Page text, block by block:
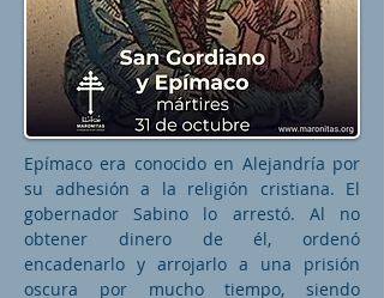
Epímaco era conocido en Alejandría por
su adhesión a la religión cristiana. El
gobernador Sabino lo arrestó. Al no
obtener dinero de él, ordenó
encadenarlo y arrojarlo a una prisión
oscura por mucho tiempo, siendo